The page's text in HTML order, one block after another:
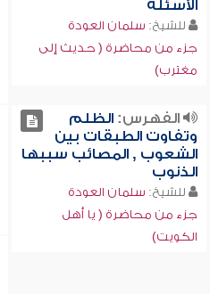
الأسئلة
للشيخ: سلمان العودة
جزء من محاضرة ( حديث إلى
مغترب)
الفهرس:الظلم
وتفاوت الطبقات بين
الشعوب , المصائب سببها
الذنوب
للشيخ: سلمان العودة
جزء من محاضرة ( يا أهل
الكويت)